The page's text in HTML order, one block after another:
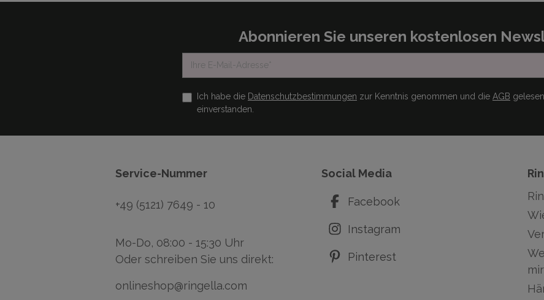
Abonnieren Sie unseren kostenlosen
Ich habe die Datenschutzbestimmungen zur Kenntnis genommen und die AGB
einverstanden.
Service-Nummer
+49 (5121) 7649 - 10
Mo-Do, 08:00 - 15:30 Uhr
Oder schreiben Sie uns direkt:
onlineshop@ringella.com
Social Media
Facebook
Instagram
Pinterest